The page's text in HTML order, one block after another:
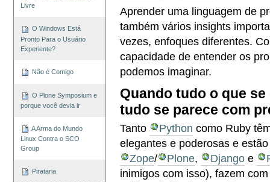
Livre
O Windows Está
Pronto Para o Usuário
Experiente?
Não é Comigo
O Plone Symposium e
porque você devia ir
A Arma do Mundo
Linux Contra o SCO
Group
Pirataria
Aprender uma linguagem de
também vários insights
vezes, enfoques diferentes.
capacidade de entender os
podemos imaginar.
Quando tudo o que
tudo se parece com
Tanto Python como Ruby
elegantes e poderosas e
Zope/ Plone, Django e
inimigos com isso), fazem